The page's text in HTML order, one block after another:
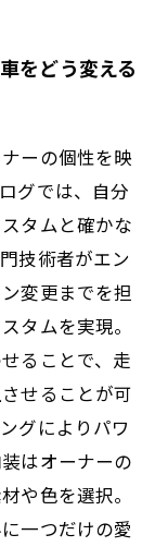
をどう変える
ーの個性を映
グでは、自分
タムと確かな
技術者がエン
変更までを担
タムを実現。
ることで、走
せることが可
グによりパワ
はオーナーの
や色を選択。
一つだけの愛